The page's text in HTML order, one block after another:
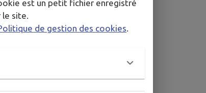
est un petit fichier enregistré
site.
de gestion des cookies